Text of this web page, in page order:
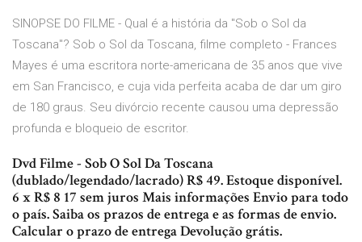
SINOPSE DO FILME - Qual é a história da "Sob o Sol da
Toscana"? Sob o Sol da Toscana, filme completo - Frances
Mayes é uma escritora norte-americana de 35 anos que vive
em San Francisco, e cuja vida perfeita acaba de dar um giro
de 180 graus. Seu divórcio recente causou uma depressão
profunda e bloqueio de escritor.
Dvd Filme - Sob O Sol Da Toscana
(dublado/legendado/lacrado) R$ 49. Estoque disponível.
6 x R$ 8 17 sem juros Mais informações Envio para todo
o país. Saiba os prazos de entrega e as formas de envio.
Calcular o prazo de entrega Devolução grátis.